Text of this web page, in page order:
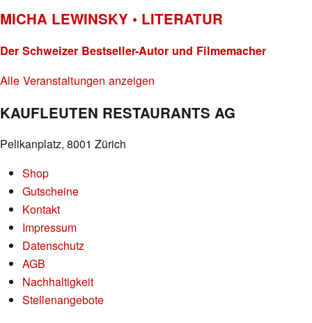
MICHA LEWINSKY • LITERATUR
Der Schweizer Bestseller-Autor und Filmemacher
Alle Veranstaltungen anzeigen
KAUFLEUTEN RESTAURANTS AG
Pelikanplatz, 8001 Zürich
Shop
Gutscheine
Kontakt
Impressum
Datenschutz
AGB
Nachhaltigkeit
Stellenangebote